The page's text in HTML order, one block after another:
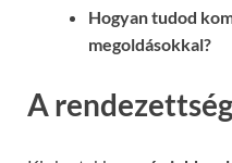
Hogyan tudod
megoldásokkal?
A